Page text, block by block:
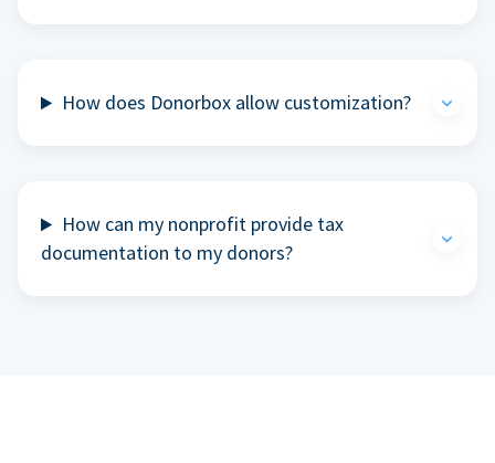
How does Donorbox allow customization?
How can my nonprofit provide tax
documentation to my donors?